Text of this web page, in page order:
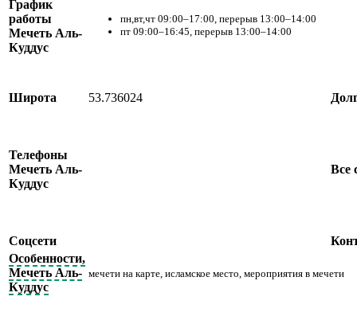
График
работы
Мечеть Аль-
Куддус
пн,вт,чт 09:00–17:00, перерыв 13:00–14:00
пт 09:00–16:45, перерыв 13:00–14:00
Широта 53.736024
Телефоны
Мечеть Аль-
Куддус
Все
Соцсети
Особенности,
Мечеть Аль-
Куддус
мечети на карте, исламское место, мероприятия в мечети